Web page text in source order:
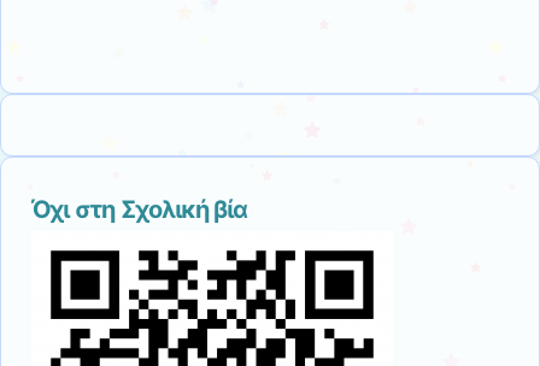
Όχι στη Σχολική βία